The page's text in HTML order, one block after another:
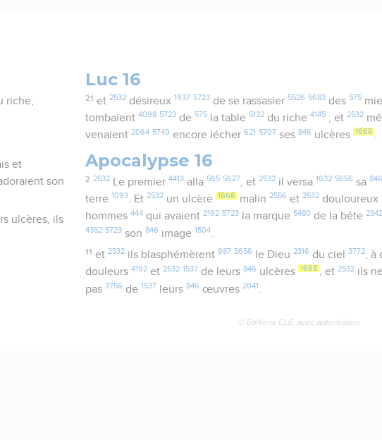
riche,
et
son
ulcères, ils
Luc 16
21 et 2532désireux 1937 5723de se rassasier 5526 5683des 575
tombaient4098 5723 de 575 la table 5132 du riche4145 ; et2532
venaient2064 5740 encore lécher621 5707 ses846 ulcères 1668 .
Apocalypse 16
2 2532Le premier 4413alla 565 5627 , et 2532il versa 1632 5656 sa 846
terre 1093. Et2532 un ulcère 1668 malin2556 et2532 douloureux
hommes444 qui avaient2192 5723 la marque 5480 de la bête2342
4352 5723 son846 image 1504
11 et 2532ils blasphémèrent 987 5656 le Dieu 2316 du ciel 3772, à
douleurs4192 et2532 1537 de leurs846 ulcères 1668 , et2532 ils
pas3756 de 1537 leurs846 œuvres2041
© Éditions CLÉ, avec autorisation